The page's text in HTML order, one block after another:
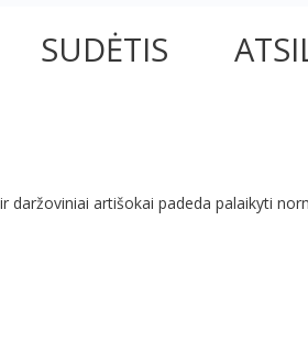
SUDĖTIS
artišokai padeda palaikyti